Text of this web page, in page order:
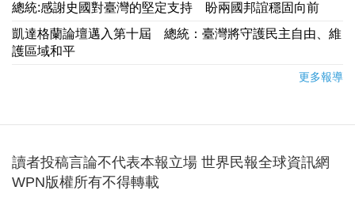
總統:感謝史國對臺灣的堅定支持 盼兩國邦誼穩固向前
凱達格蘭論壇邁入第十屆 總統：臺灣將守護民主自由、維
護區域和平
更多報導
讀者投稿言論不代表本報立場 世界民報全球資訊網
WPN版權所有不得轉載